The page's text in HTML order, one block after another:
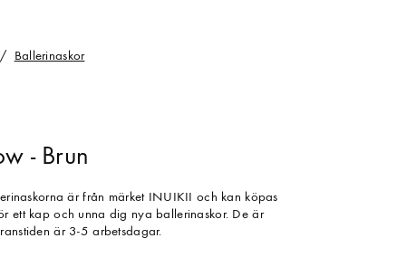
Ballerinaskor
- Brun
är från märket INUIKII och kan köpas
ett kap och unna dig nya ballerinaskor. De är
är 3-5 arbetsdagar.